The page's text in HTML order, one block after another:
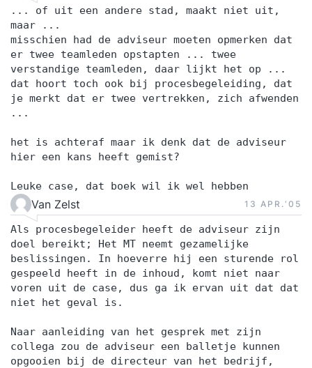
... of uit een andere stad, maakt niet uit,
maar ...
misschien had de adviseur moeten opmerken dat
er twee teamleden opstapten ... twee
verstandige teamleden, daar lijkt het op ...
dat hoort toch ook bij procesbegeleiding, dat
je merkt dat er twee vertrekken, zich afwenden
...
het is achteraf maar ik denk dat de adviseur
hier een kans heeft gemist?
Leuke case, dat boek wil ik wel hebben
Van Zelst 13 APR.‘05
Als procesbegeleider heeft de adviseur zijn
doel bereikt; Het MT neemt gezamelijke
beslissingen. In hoeverre hij een sturende rol
gespeeld heeft in de inhoud, komt niet naar
voren uit de case, dus ga ik ervan uit dat dat
niet het geval is.
Naar aanleiding van het gesprek met zijn
collega zou de adviseur een balletje kunnen
opgooien bij de directeur van het bedrijf,